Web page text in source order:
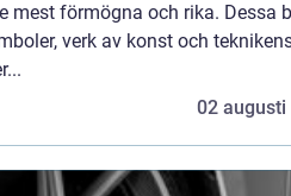
mest förmögna och rika. Dessa
verk av konst och
02 augusti